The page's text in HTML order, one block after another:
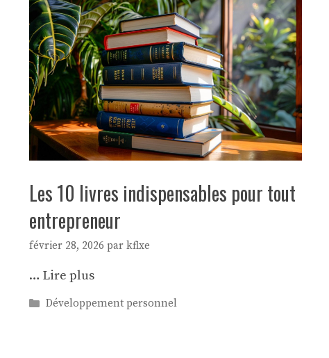
Les 10 livres indispensables pour tout
entrepreneur
février 28, 2026 par kflxe
… Lire plus
Catégories
Développement personnel